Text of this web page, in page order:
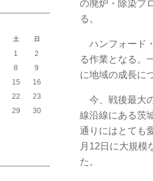
土 日
1
2
8
9
15
16
22
23
29
30
の廃炉・除染プ
る。
ハンフォード
る作業となる。
に地域の成長に
今、戦後最大
線沿線にある茨
通りにはとても
月12日に大規模
た。